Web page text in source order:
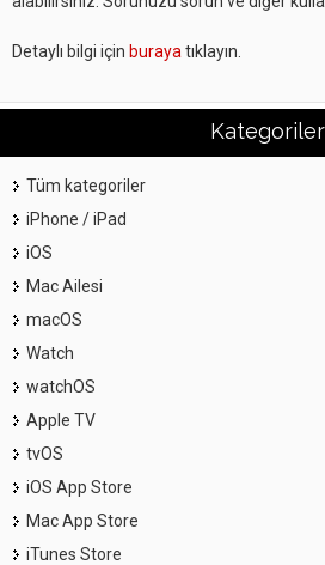
Detaylı bilgi için buraya tıklayın.
Kategoriler
Tüm kategoriler
iPhone / iPad
iOS
Mac Ailesi
macOS
Watch
watchOS
Apple TV
tvOS
iOS App Store
Mac App Store
iTunes Store